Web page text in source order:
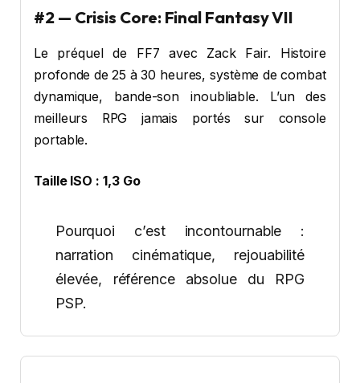
#2 — Crisis Core: Final Fantasy VII
Le préquel de FF7 avec Zack Fair. Histoire
profonde de 25 à 30 heures, système de combat
dynamique, bande-son inoubliable. L’un des
meilleurs RPG jamais portés sur console
portable.
Taille ISO : 1,3 Go
Pourquoi c’est incontournable :
narration cinématique, rejouabilité
élevée, référence absolue du RPG
PSP.